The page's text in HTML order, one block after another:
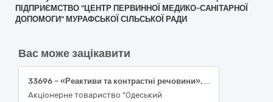
ПІДПРИЄМСТВО "ЦЕНТР ПЕРВИННОЇ МЕДИКО-САНІТАРНОЇ
ДОПОМОГИ" МУРАФСЬКОЇ СІЛЬСЬКОЇ РАДИ
Вас може зацікавити
33696 – «Реактиви та контрастні речовини», 8 найменувань.
Акціонерне товариство "Одеський